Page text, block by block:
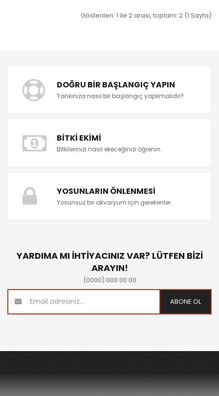
Gösterilen: 1 ile 2 arası, toplam: 2 (1 Sayfa)
DOĞRU BIR BAŞLANGIÇ YAPIN
Tankınıza nasıl bir başlangıç yapılmalıdır?
BITKI EKIMI
Bitkilerinizi nasıl ekeceğinizi öğrenin.
YOSUNLARIN ÖNLENMESI
Yosunsuz bir akvaryum için gerekenler.
YARDIMA MI İHTİYACINIZ VAR? LÜTFEN BİZİ
ARAYIN!
(0000) 000 00 00
ABONE OL